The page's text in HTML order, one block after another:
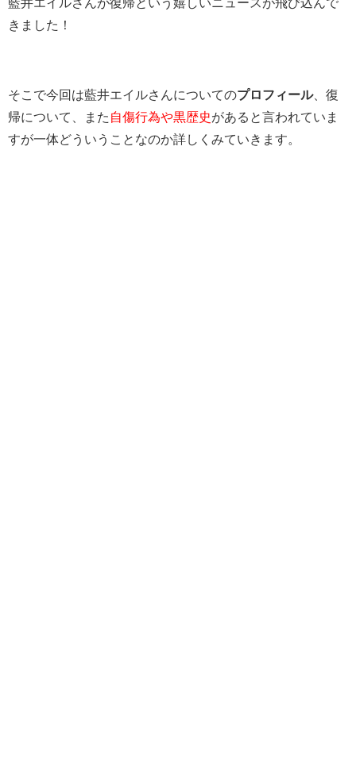
きました！
そこで今回は藍井エイルさんについてのプロフィール、復
帰について、また 自傷行為や黒歴史があると言われていま
すが一体どういうことなのか詳しくみていきます。